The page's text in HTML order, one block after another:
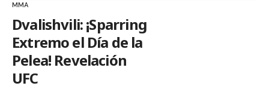
MMA
Dvalishvili: ¡Sparring
Extremo el Día de la
Pelea! Revelación
UFC